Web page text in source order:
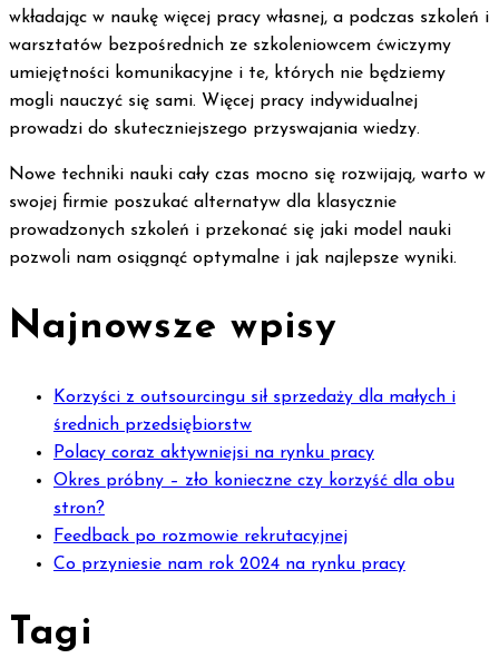
wkładając w naukę więcej pracy własnej, a podczas szkoleń i
warsztatów bezpośrednich ze szkoleniowcem ćwiczymy
umiejętności komunikacyjne i te, których nie będziemy
mogli nauczyć się sami. Więcej pracy indywidualnej
prowadzi do skuteczniejszego przyswajania wiedzy.
Nowe techniki nauki cały czas mocno się rozwijają, warto w
swojej firmie poszukać alternatyw dla klasycznie
prowadzonych szkoleń i przekonać się jaki model nauki
pozwoli nam osiągnąć optymalne i jak najlepsze wyniki.
Najnowsze wpisy
Korzyści z outsourcingu sił sprzedaży dla małych i
średnich przedsiębiorstw
Polacy coraz aktywniejsi na rynku pracy
Okres próbny – zło konieczne czy korzyść dla obu
stron?
Feedback po rozmowie rekrutacyjnej
Co przyniesie nam rok 2024 na rynku pracy
Tagi